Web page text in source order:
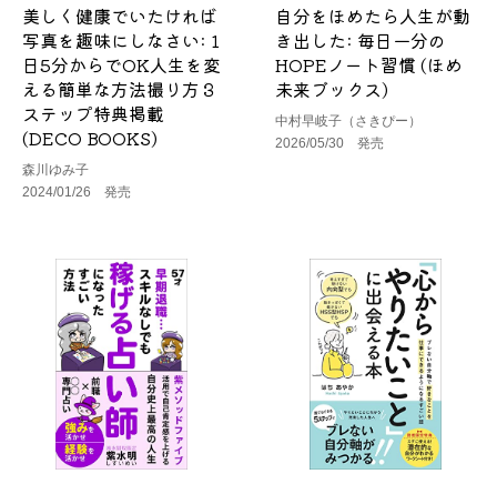
美しく健康でいたければ
写真を趣味にしなさい: 1
日5分からでOK人生を変
える簡単な方法撮り方３
ステップ特典掲載
(DECO BOOKS)
森川ゆみ子
2024/01/26 発売
自分をほめたら人生が動
き出した: 毎日一分の
HOPEノート習慣 (ほめ
未来ブックス)
中村早岐子（さきぴー）
2026/05/30 発売